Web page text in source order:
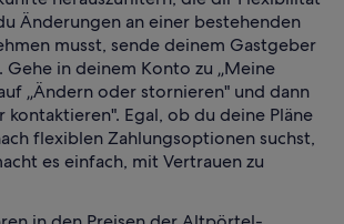
Änderungen an einer bestehenden
musst, sende deinem Gastgeber
Gehe in deinem Konto zu „Meine
„Ändern oder stornieren" und dann
kontaktieren". Egal, ob du deine Pläne
flexiblen Zahlungsoptionen suchst,
es einfach, mit Vertrauen zu